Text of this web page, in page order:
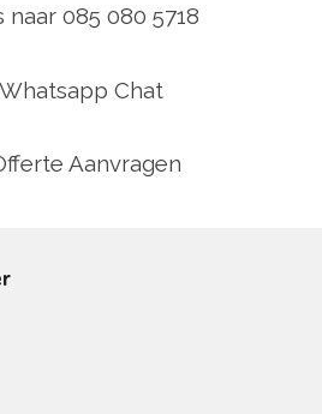
naar 085 080 5718
Chat
Aanvragen